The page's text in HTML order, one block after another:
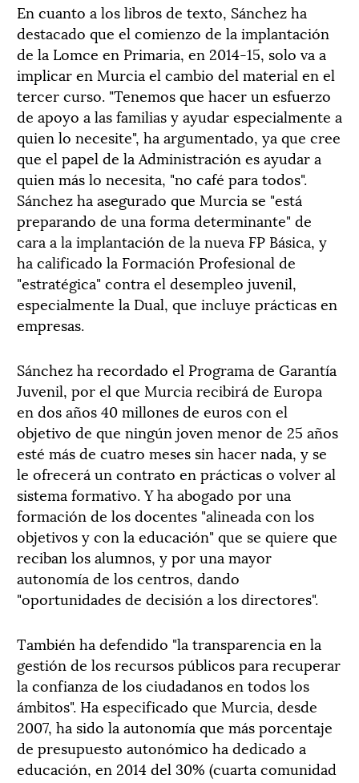
En cuanto a los libros de texto, Sánchez ha
destacado que el comienzo de la implantación
de la Lomce en Primaria, en 2014-15, solo va a
implicar en Murcia el cambio del material en el
tercer curso. "Tenemos que hacer un esfuerzo
de apoyo a las familias y ayudar especialmente a
quien lo necesite", ha argumentado, ya que cree
que el papel de la Administración es ayudar a
quien más lo necesita, "no café para todos".
Sánchez ha asegurado que Murcia se "está
preparando de una forma determinante" de
cara a la implantación de la nueva FP Básica, y
ha calificado la Formación Profesional de
"estratégica" contra el desempleo juvenil,
especialmente la Dual, que incluye prácticas en
empresas.
Sánchez ha recordado el Programa de Garantía
Juvenil, por el que Murcia recibirá de Europa
en dos años 40 millones de euros con el
objetivo de que ningún joven menor de 25 años
esté más de cuatro meses sin hacer nada, y se
le ofrecerá un contrato en prácticas o volver al
sistema formativo. Y ha abogado por una
formación de los docentes "alineada con los
objetivos y con la educación" que se quiere que
reciban los alumnos, y por una mayor
autonomía de los centros, dando
"oportunidades de decisión a los directores".
También ha defendido "la transparencia en la
gestión de los recursos públicos para recuperar
la confianza de los ciudadanos en todos los
ámbitos". Ha especificado que Murcia, desde
2007, ha sido la autonomía que más porcentaje
de presupuesto autonómico ha dedicado a
educación, en 2014 del 30% (cuarta comunidad